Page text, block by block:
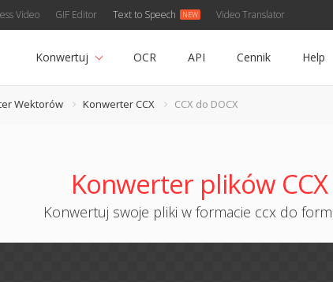
Video GIF Editor Text to Speech Video Translator
Konwertuj OCR API Cennik Help
Wektorów Konwerter CCX CCX do DOCX
Konwerter plików CCX
Konwertuj swoje pliki w formacie ccx do